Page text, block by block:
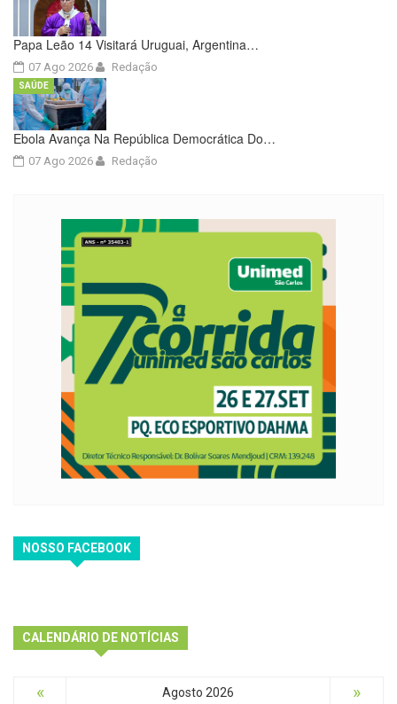
Papa Leão 14 Visitará Uruguai, Argentina…
07 Ago 2026 Redação
Ebola Avança Na República Democrática Do…
07 Ago 2026
SAÚDE
Redação
NOSSO FACEBOOK
CALENDÁRIO DE NOTÍCIAS
« Agosto 2026 »